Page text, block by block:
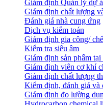
Giám định Quản lý dự
Giám định chất lượng
Đánh giá nhà cung ứng
Dịch vụ kiểm toán
Giám định gia công/
Kiểm tra siêu âm
Giám định sản phẩm
Giám định viên cơ khí
Giám định chất lượng
Kiểm định, đánh giá và
Giám định đo lường